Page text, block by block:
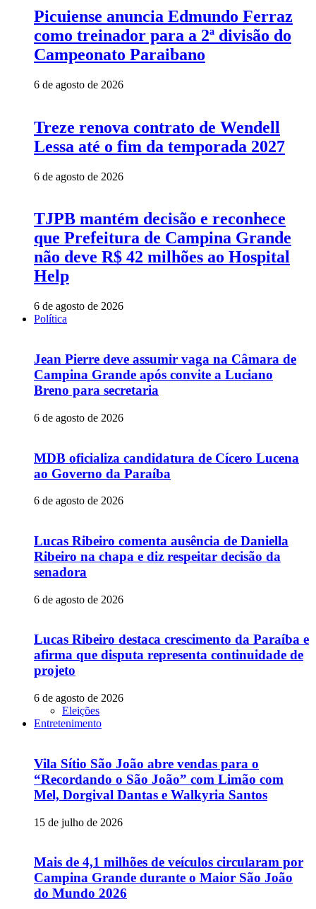
Picuiense anuncia Edmundo Ferraz
como treinador para a 2ª divisão do
Campeonato Paraibano
6 de agosto de 2026
Treze renova contrato de Wendell
Lessa até o fim da temporada 2027
6 de agosto de 2026
TJPB mantém decisão e reconhece
que Prefeitura de Campina Grande
não deve R$ 42 milhões ao Hospital
Help
6 de agosto de 2026
Política
Jean Pierre deve assumir vaga na Câmara de
Campina Grande após convite a Luciano
Breno para secretaria
6 de agosto de 2026
MDB oficializa candidatura de Cícero Lucena
ao Governo da Paraíba
6 de agosto de 2026
Lucas Ribeiro comenta ausência de Daniella
Ribeiro na chapa e diz respeitar decisão da
senadora
6 de agosto de 2026
Lucas Ribeiro destaca crescimento da Paraíba e
afirma que disputa representa continuidade de
projeto
6 de agosto de 2026
Eleições
Entretenimento
Vila Sítio São João abre vendas para o
“Recordando o São João” com Limão com
Mel, Dorgival Dantas e Walkyria Santos
15 de julho de 2026
Mais de 4,1 milhões de veículos circularam por
Campina Grande durante o Maior São João
do Mundo 2026